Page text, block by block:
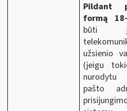
Pildant
formą
būti
užsienio
(jeigu
nurodytu
pašto